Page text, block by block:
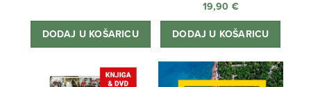
DODAJ U KOŠARICU
19,90 €
DODAJ U KOŠARICU